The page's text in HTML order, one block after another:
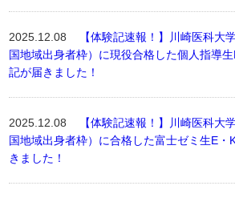
2025.12.08
【体験記速報！】川崎医科大
国地域出身者枠）に現役合格した個人指導
記が届きました！
2025.12.08
【体験記速報！】川崎医科大
国地域出身者枠）に合格した富士ゼミ生E・
きました！